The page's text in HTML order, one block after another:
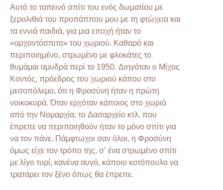
Αυτό το ταπεινό σπίτι του ενός δωματίου με
ξερολιθιά του προπάππου μου με τη φτώχεια και
τα εννιά παιδιά, για μια εποχή ήταν το
«αρχοντόσπιτο» του χωριού. Καθαρό και
περιποιημένο, στρωμένο με φλοκάτες το
θυμάμαι αμυδρά περί το 1950. Διηγόταν ο Μίχος
Κοντός, πρόεδρος του χωριού κάπου στο
μεσοπόλεμο, ότι η Φροσύνη ήταν η πρώτη
νοικοκυρά. Όταν ερχόταν κάποιος στο χωριό
από την Νομαρχία, το Δασαρχείο κτλ. που
έπρεπε να περιποιηθούν ήταν το μόνο σπίτι για
να τον πάνε. Πάμφτωχοι σαν όλοι, η Φροσύνη
όμως είχε τον τρόπο της, σ’ ένα στρωμένο σπίτι
με λίγο τυρί, κανένα αυγό, κάποιο κοτόπουλο να
τρατάρει τον ξένο όπως θα έπρεπε.